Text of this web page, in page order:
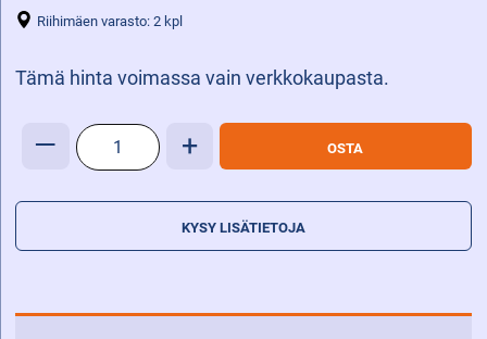
Riihimäen varasto: 2 kpl
Tämä hinta voimassa vain verkkokaupasta.
—
NOSTOHAARUKKA
125X50X1500+ OSTA
KYSY LISÄTIETOJA